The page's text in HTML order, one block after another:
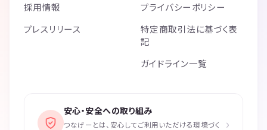
採用情報
プレスリリース
プライバシーポリシー
特定商取引法に基づく表
記
ガイドライン一覧
安心・安全への取り組み
つなげーとは、安心してご利用いただける環境づく ›